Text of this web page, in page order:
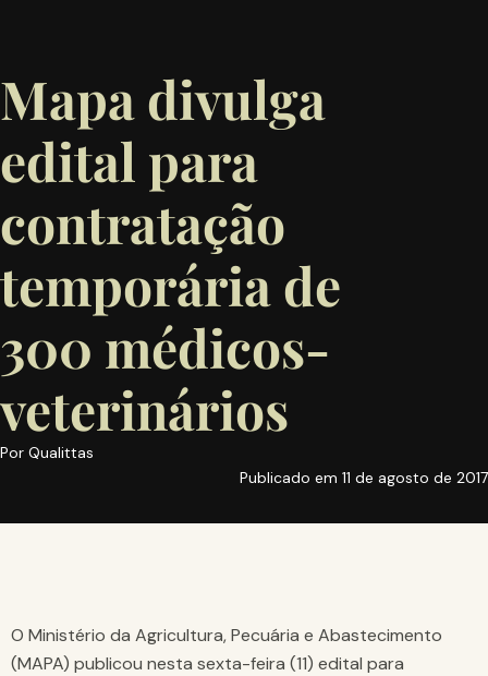
Mapa divulga
edital para
contratação
temporária de
300 médicos-
veterinários
Por Qualittas
Publicado em 11 de agosto de 2017
O Ministério da Agricultura, Pecuária e Abastecimento
(MAPA) publicou nesta sexta-feira (11) edital para